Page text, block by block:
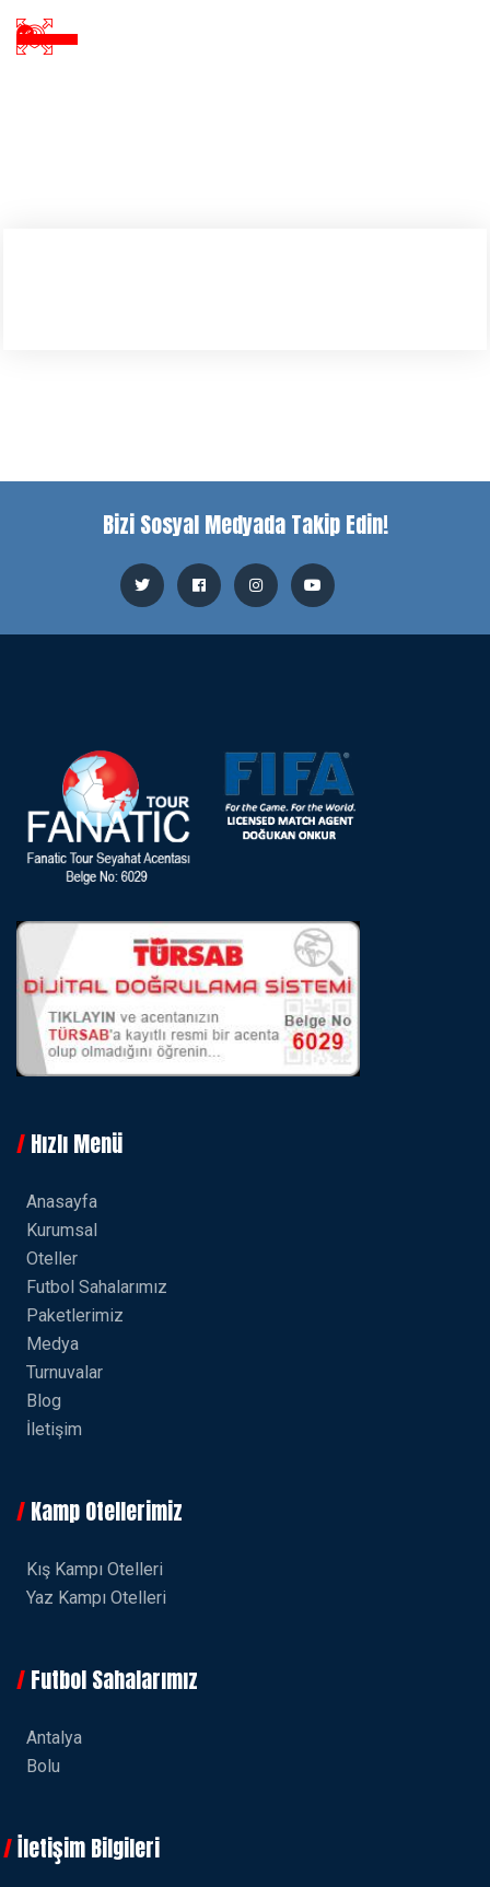
Bizi Sosyal Medyada Takip Edin!
Hızlı Menü
Anasayfa
Kurumsal
Oteller
Futbol Sahalarımız
Paketlerimiz
Medya
Turnuvalar
Blog
İletişim
Kamp Otellerimiz
Kış Kampı Otelleri
Yaz Kampı Otelleri
Futbol Sahalarımız
Antalya
Bolu
İletişim Bilgileri